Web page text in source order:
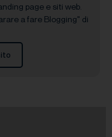
page e siti web.
a fare Blogging" di